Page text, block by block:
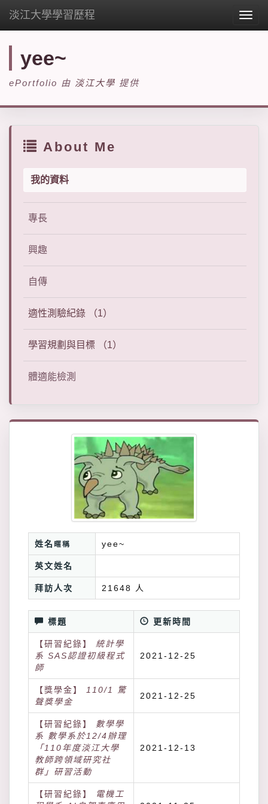
淡江大學學習歷程
yee~
ePortfolio 由 淡江大學 提供
About Me
我的資料
專長
興趣
自傳
適性測驗紀錄 （1）
學習規劃與目標 （1）
體適能檢測
姓名 暱稱 yee~
英文姓名
拜訪人次 21648 人
標題 更新時間
【研習紀錄】
統計學
系 SAS認證初級程式
師
2021-12-25
【獎學金】
110/1 驚
聲獎學金
2021-12-25
【研習紀錄】
數學學
系 數學系於12/4辦理
「110年度淡江大學
教師跨領域研究社
群」研習活動
2021-12-13
【研習紀錄】
電機工